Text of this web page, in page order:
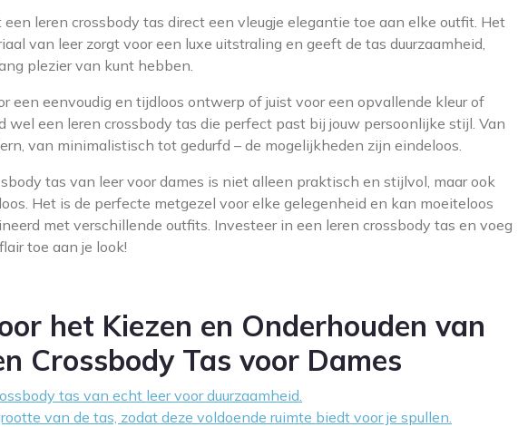
leren crossbody tas direct een vleugje elegantie toe aan elke outfit. Het
van leer zorgt voor een luxe uitstraling en geeft de tas duurzaamheid,
plezier van kunt hebben.
een eenvoudig en tijdloos ontwerp of juist voor een opvallende kleur of
wel een leren crossbody tas die perfect past bij jouw persoonlijke stijl. Van
van minimalistisch tot gedurfd – de mogelijkheden zijn eindeloos.
tas van leer voor dames is niet alleen praktisch en stijlvol, maar ook
Het is de perfecte metgezel voor elke gelegenheid en kan moeiteloos
met verschillende outfits. Investeer in een leren crossbody tas en voeg
toe aan je look!
het Kiezen en Onderhouden van
Crossbody Tas voor Dames
tas van echt leer voor duurzaamheid.
van de tas, zodat deze voldoende ruimte biedt voor je spullen.